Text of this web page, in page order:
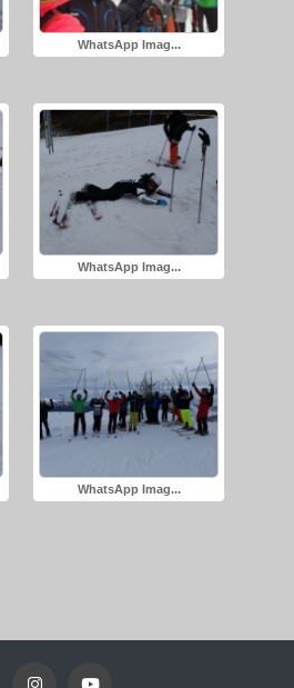
WhatsApp Imag...
WhatsApp Imag...
WhatsApp Imag...